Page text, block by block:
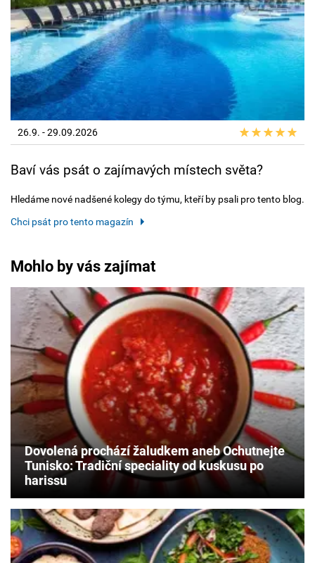
26.9. - 29.09.2026
Baví vás psát o zajímavých místech světa?
Hledáme nové nadšené kolegy do týmu, kteří by psali pro tento blog.
Chci psát pro tento magazín
Mohlo by vás zajímat
Dovolená prochází žaludkem aneb Ochutnejte
Tunisko: Tradiční speciality od kuskusu po
harissu